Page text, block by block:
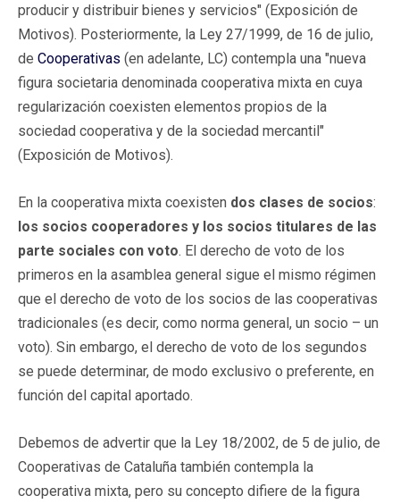
producir y distribuir bienes y servicios" (Exposición de
Motivos). Posteriormente, la Ley 27/1999, de 16 de julio,
de Cooperativas (en adelante, LC) contempla una "nueva
figura societaria denominada cooperativa mixta en cuya
regularización coexisten elementos propios de la
sociedad cooperativa y de la sociedad mercantil"
(Exposición de Motivos).
En la cooperativa mixta coexisten dos clases de socios:
los socios cooperadores y los socios titulares de las
parte sociales con voto. El derecho de voto de los
primeros en la asamblea general sigue el mismo régimen
que el derecho de voto de los socios de las cooperativas
tradicionales (es decir, como norma general, un socio – un
voto). Sin embargo, el derecho de voto de los segundos
se puede determinar, de modo exclusivo o preferente, en
función del capital aportado.
Debemos de advertir que la Ley 18/2002, de 5 de julio, de
Cooperativas de Cataluña también contempla la
cooperativa mixta, pero su concepto difiere de la figura